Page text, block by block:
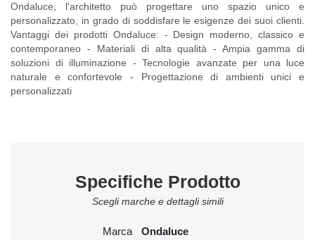
Ondaluce, l'architetto può progettare uno spazio unico e
personalizzato, in grado di soddisfare le esigenze dei suoi clienti.
Vantaggi dei prodotti Ondaluce: - Design moderno, classico e
contemporaneo - Materiali di alta qualità - Ampia gamma di
soluzioni di illuminazione - Tecnologie avanzate per una luce
naturale e confortevole - Progettazione di ambienti unici e
personalizzati
Specifiche Prodotto
Scegli marche e dettagli simili
Marca Ondaluce